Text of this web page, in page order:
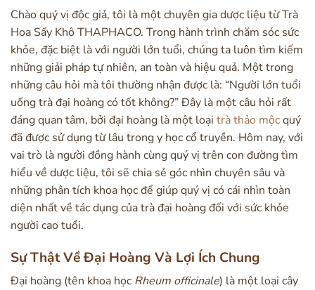
Chào quý vị độc giả, tôi là một chuyên gia dược liệu từ Trà
Hoa Sấy Khô THAPHACO. Trong hành trình chăm sóc sức
khỏe, đặc biệt là với người lớn tuổi, chúng ta luôn tìm kiếm
những giải pháp tự nhiên, an toàn và hiệu quả. Một trong
những câu hỏi mà tôi thường nhận được là: “Người lớn tuổi
uống trà đại hoàng có tốt không?” Đây là một câu hỏi rất
đáng quan tâm, bởi đại hoàng là một loại trà thảo mộcquý
đã được sử dụng từ lâu trong y học cổ truyền. Hôm nay, với
vai trò là người đồng hành cùng quý vị trên con đường tìm
hiểu về dược liệu, tôi sẽ chia sẻ góc nhìn chuyên sâu và
những phân tích khoa học để giúp quý vị có cái nhìn toàn
diện nhất về tác dụng của trà đại hoàng đối với sức khỏe
người cao tuổi.
Sự Thật Về Đại Hoàng Và Lợi Ích Chung
Đại hoàng (tên khoa học Rheum officinale) là một loại cây